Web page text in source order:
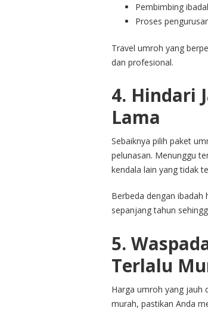
Pembimbing
Proses
Travel umroh yang
dan profesional.
4. Hindari
Lama
Sebaiknya pilih paket
pelunasan. Menunggu
kendala lain yang tidak
Berbeda dengan
sepanjang tahun
5.
Terlalu
Harga umroh yang jauh
murah, pastikan Anda